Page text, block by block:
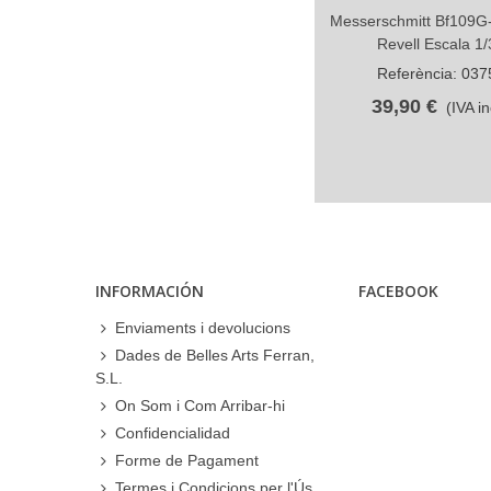
Compartir
Messerschmitt
Revell Escala 1/
Referència:
39,90 € (IVA
INFORMACIÓN
Enviaments i devolucions
Dades de Belles Arts Ferran,
S.L.
On Som i Com Arribar-hi
Confidencialidad
Forme de Pagament
Termes i Condicions per l'Ús
FACEBOOK